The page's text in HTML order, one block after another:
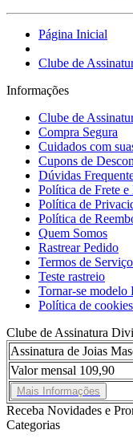
Página Inicial
Clube de
Informações
Clube de
Compra Segura
Cuidados com
Cupons de
Dúvidas
Política de Frete e
Política de
Política de
Quem Somos
Rastrear Pedido
Termos de Serviço
Teste rastreio
Tornar-se modelo
Política de cookies
Clube de Assinatura
Assinatura de Joias
Valor mensal 109,90
Mais Informações
Receba Novidades e
Categorias